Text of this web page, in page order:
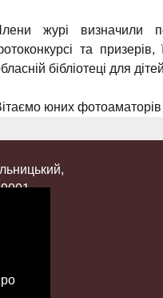
журі визначили
та
бібліотеці для
юних